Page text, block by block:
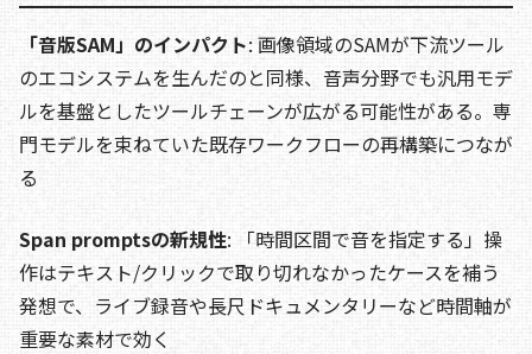
「音版SAM」のインパクト: 画像領域のSAMが下流ツール
のエコシステムを生んだのと同様、音声分野でも汎用モデ
ルを基盤としたツールチェーンが広がる可能性がある。専
門モデルを束ねていた既存ワークフローの再構築につなが
る
Span promptsの新規性: 「時間区間で音を指定する」操
作はテキスト/クリックで取り切れなかったケースを補う
発想で、ライブ録音や長尺ドキュメンタリーなど時間軸が
重要な素材で効く